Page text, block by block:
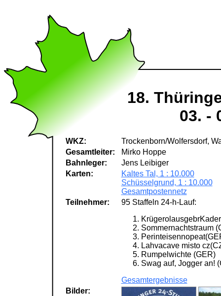
18.
03. -
WKZ:
Trockenborn/Wolfersdorf,
Gesamtleiter:
Mirko Hoppe
Bahnleger:
Jens Leibiger
Karten:
Kaltes Tal, 1 : 10.000
Schüsselgrund, 1 : 10.000
Gesamtpostennetz
Teilnehmer:
95 Staffeln 24-h-Lauf:
Sommernachtstraum
Lahvacave misto
Rumpelwichte (GER)
Swag auf, Jogger an!
Gesamtergebnisse
Bilder: